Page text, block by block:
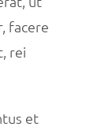
facere
rei
et